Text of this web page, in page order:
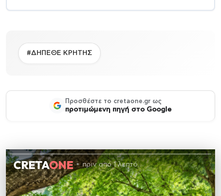
#ΔΗΠΕΘΕ ΚΡΗΤΗΣ
Προσθέστε το cretaone.gr ως
προτιμώμενη πηγή στο Google
πριν από 1 λεπτό